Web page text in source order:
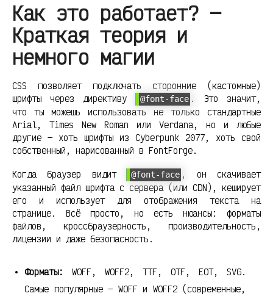
Как это работает? —
Краткая теория и
немного магии
CSS позволяет подключать сторонние (кастомные)
шрифты через директиву
@font-face . Это значит,
что ты можешь использовать не только стандартные
Arial, Times New Roman или Verdana, но и любые
другие — хоть шрифты из Cyberpunk 2077, хоть свой
собственный, нарисованный в FontForge.
Когда браузер видит @font-face , он скачивает
указанный файл шрифта с сервера (или CDN), кеширует
его и использует для отображения текста на
странице. Всё просто, но есть нюансы: форматы
файлов, кроссбраузерность, производительность,
лицензии и даже безопасность.
Форматы:
WOFF, WOFF2, TTF, OTF, EOT, SVG.
Самые популярные — WOFF и WOFF2 (современные,